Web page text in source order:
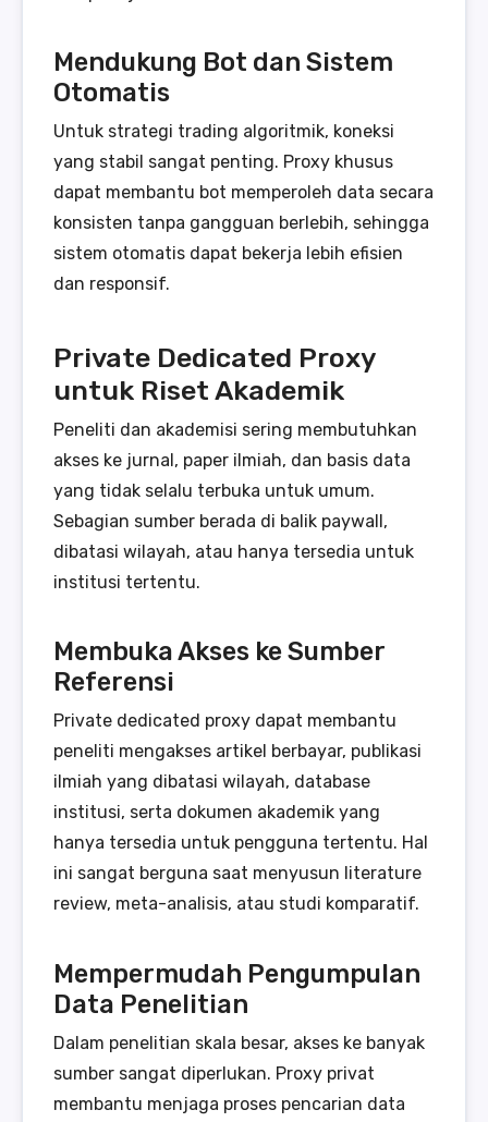
Mendukung Bot dan Sistem
Otomatis
Untuk strategi trading algoritmik, koneksi
yang stabil sangat penting. Proxy khusus
dapat membantu bot memperoleh data secara
konsisten tanpa gangguan berlebih, sehingga
sistem otomatis dapat bekerja lebih efisien
dan responsif.
Private Dedicated Proxy
untuk Riset Akademik
Peneliti dan akademisi sering membutuhkan
akses ke jurnal, paper ilmiah, dan basis data
yang tidak selalu terbuka untuk umum.
Sebagian sumber berada di balik paywall,
dibatasi wilayah, atau hanya tersedia untuk
institusi tertentu.
Membuka Akses ke Sumber
Referensi
Private dedicated proxy dapat membantu
peneliti mengakses artikel berbayar, publikasi
ilmiah yang dibatasi wilayah, database
institusi, serta dokumen akademik yang
hanya tersedia untuk pengguna tertentu. Hal
ini sangat berguna saat menyusun literature
review, meta-analisis, atau studi komparatif.
Mempermudah Pengumpulan
Data Penelitian
Dalam penelitian skala besar, akses ke banyak
sumber sangat diperlukan. Proxy privat
membantu menjaga proses pencarian data